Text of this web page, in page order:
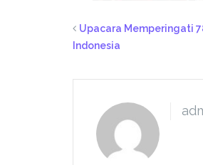
Upacara Memperingati
Indonesia